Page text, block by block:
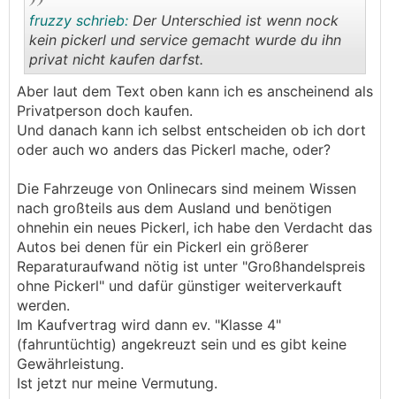
..
fruzzy schrieb: Der Unterschied ist wenn nock
kein pickerl und service gemacht wurde du ihn
privat nicht kaufen darfst.
Aber laut dem Text oben kann ich es anscheinend als
Privatperson doch kaufen.
Und danach kann ich selbst entscheiden ob ich dort
oder auch wo anders das Pickerl mache, oder?
Die Fahrzeuge von Onlinecars sind meinem Wissen
nach großteils aus dem Ausland und benötigen
ohnehin ein neues Pickerl, ich habe den Verdacht das
Autos bei denen für ein Pickerl ein größerer
Reparaturaufwand nötig ist unter "Großhandelspreis
ohne Pickerl" und dafür günstiger weiterverkauft
werden.
Im Kaufvertrag wird dann ev. "Klasse 4"
(fahruntüchtig) angekreuzt sein und es gibt keine
Gewährleistung.
Ist jetzt nur meine Vermutung.